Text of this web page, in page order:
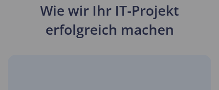
Wie wir Ihr IT-Projekt
erfolgreich machen